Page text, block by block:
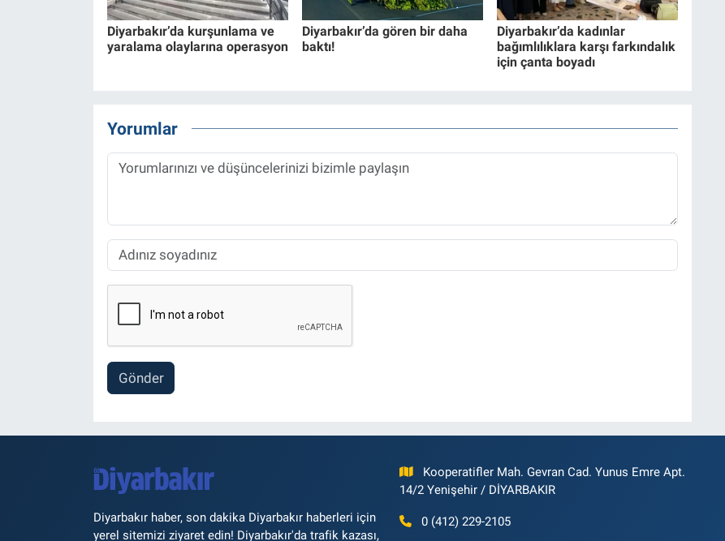
Diyarbakır’da kurşunlama ve
yaralama olaylarına operasyon
Diyarbakır’da gören bir daha
baktı!
Diyarbakır’da kadınlar
bağımlılıklara karşı farkındalık
için çanta boyadı
Yorumlar
Gönder
Diyarbakır haber, son dakika Diyarbakır haberleri için
yerel sitemizi ziyaret edin! Diyarbakır'da trafik kazası,
Kooperatifler Mah. Gevran Cad. Yunus Emre Apt.
14/2 Yenişehir / DİYARBAKIR
0 (412) 229-2105